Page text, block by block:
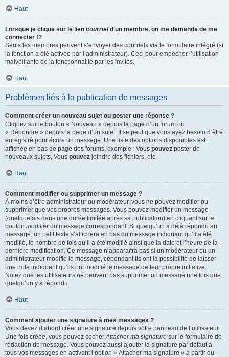
Haut
Lorsque je clique sur le lien courrield’un membre, on me demande de me
connecter !?
Seuls les membres peuvent s’envoyer des courriels via le formulaire intégré (si
la fonction a été activée par l’administrateur). Ceci pour empêcher l’utilisation
malveillante de la fonctionnalité par les invités.
Haut
Problèmes liés à la publication de messages
Comment créer un nouveau sujet ou poster une réponse ?
Cliquez sur le bouton « Nouveau » depuis la page d’un forum ou
« Répondre » depuis la page d’un sujet. Il se peut que vous ayez besoin d’être
enregistré pour écrire un message. Une liste des options disponibles est
affichée en bas de page des forums, exemple : Vous pouvez poster de
nouveaux sujets, Vous pouvez joindre des fichiers, etc.
Haut
Comment modifier ou supprimer un message ?
À moins d’être administrateur ou modérateur, vous ne pouvez modifier ou
supprimer que vos propres messages. Vous pouvez modifier un message
(quelquefois dans une durée limitée après sa publication) en cliquant sur le
bouton modifierdu message correspondant. Si quelqu’un a déjà répondu au
message, un petit texte s’affichera en bas du message indiquant qu’il a été
modifié, le nombre de fois qu’il a été modifié ainsi que la date et l’heure de la
dernière modification. Ce message n’apparaîtra pas si un modérateur ou un
administrateur modifie le message, cependant ils ont la possibilité de laisser
une note indiquant qu’ils ont modifié le message de leur propre initiative.
Notez que les utilisateurs ne peuvent pas supprimer un message une fois que
quelqu’un y a répondu.
Haut
Comment ajouter une signature à mes messages ?
Vous devez d’abord créer une signature depuis votre panneau de l’utilisateur.
Une fois créée, vous pouvez cocherAttacher ma signature sur le formulaire de
rédaction de message. Vous pouvez aussi ajouter la signature par défaut à
tous vos messages en activant l’option « Attacher ma signature » à partir du